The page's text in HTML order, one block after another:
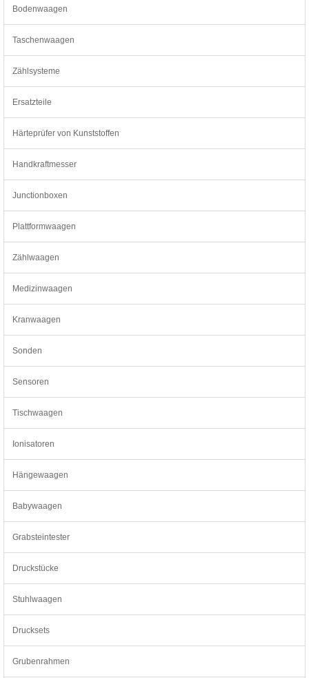
Bodenwaagen
Taschenwaagen
Zählsysteme
Ersatzteile
Härteprüfer von Kunststoffen
Handkraftmesser
Junctionboxen
Plattformwaagen
Zählwaagen
Medizinwaagen
Kranwaagen
Sonden
Sensoren
Tischwaagen
Ionisatoren
Hängewaagen
Babywaagen
Grabsteintester
Druckstücke
Stuhlwaagen
Drucksets
Grubenrahmen